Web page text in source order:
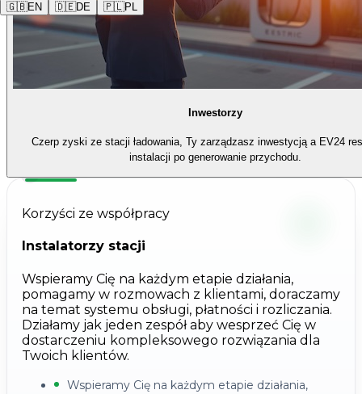
🇬🇧EN 🇩🇪DE 🇵🇱PL
Inwestorzy
Czerp zyski ze stacji ładowania, Ty zarządzasz inwestycją a EV24
instalacji po generowanie przychodu.
Korzyści ze współpracy
Instalatorzy stacji
Wspieramy Cię na każdym etapie działania,
pomagamy w rozmowach z klientami, doraczamy
na temat systemu obsługi, płatności i rozliczania.
Działamy jak jeden zespół aby wesprzeć Cię w
dostarczeniu kompleksowego rozwiązania dla
Twoich klientów.
Wspieramy Cię na każdym etapie działania,